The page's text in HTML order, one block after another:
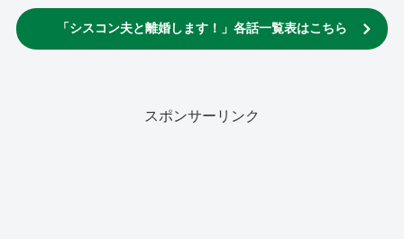
「シスコン夫と離婚します！」各話一覧表はこちら
スポンサーリンク